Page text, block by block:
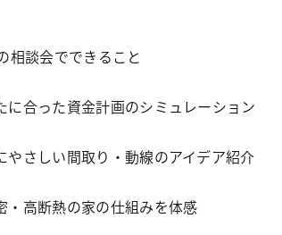
相談会でできること
に合った資金計画のシミュレーション
やさしい間取り・動線のアイデア紹介
・高断熱の家の仕組みを体感